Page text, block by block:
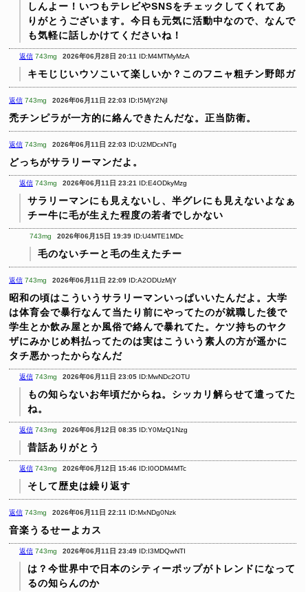
しんよー！いつもテレビやSNSをチェックしてくれてあ
りがとうございます。今日も元気に活動中なので、なんで
も気軽に話しかけてくださいね！
返信 743mg 2026年06月28日 20:11 ID:M4MTMyMzA
キモじじいウソこいて楽しいか？このフニャ粗チン野郎ガ
返信 743mg 2026年06月11日 22:03 ID:I5MjY2NjI
禿チンピラが一方的に絡んできたんだな。正当防衛。
返信 743mg 2026年06月11日 22:03 ID:U2MDcxNTg
どっちがサラリーマンだよ。
返信 743mg 2026年06月11日 23:21 ID:E4ODkyMzg
サラリーマンにも見えないし、半グレにも見えないよなぁ
チー牛に毛が生えた程度の若者でしかない
743mg 2026年06月15日 19:39 ID:U4MTE1MDc
毛のないチーと毛の生えたチー
返信 743mg 2026年06月11日 22:09 ID:A2ODUzMjY
昭和の頃はこういうサラリーマンいっぱいいたんだよ。大学
は体育会で暴行なんて当たり前にやってたのが就職した後で
学生とか飲み屋とか風俗で絡んで暴れてた。ケツ持ちのヤク
ザにみかじめ料払ってたのは実はこういう素人の方が遥かに
タチ悪かったからなんだ
返信 743mg 2026年06月11日 23:05 ID:MwNDc2OTU
もの知らないお年頃だからね。シッカリ解らせて遣ってた
ね。
返信 743mg 2026年06月12日 08:35 ID:Y0MzQ1Nzg
昔話ありがとう
返信 743mg 2026年06月12日 15:46 ID:I0ODM4MTc
そして歴史は繰り返す
返信 743mg 2026年06月11日 22:11 ID:MxNDg0Nzk
音楽うるせーよカス
返信 743mg 2026年06月11日 23:49 ID:I3MDQwNTI
は？今世界中で日本のシティーポップがトレンドになって
るの知らんのか